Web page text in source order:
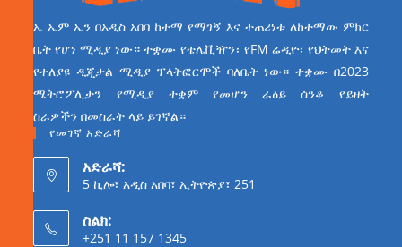
ኤ ኤም ኤን በአዲስ አበባ ከተማ የማገኝ እና ተጠሪነቱ ለከተማው ምክር
ቤት የሆነ ሚዲያ ነው። ተቋሙ የቴሌቪዥን፣ የFM ሬዲዮ፣ የህትመት እና
የተለያዩ ዲጂታል ሚዲያ ፕላትፎርሞች ባለቤት ነው። ተቋሙ በ2023
ሜትሮፖሊታን የሚዲያ ተቋም የመሆን ራዕይ ሰንቆ የይዘት
ስራዎችን በመስራት ላይ ይገኛል።
የመገኛ አድራሻ
አድራሻ:
5 ኪሎ፣ አዲስ አበባ፣ ኢትዮጵያ፣ 251
ስልክ:
+251 11 157 1345